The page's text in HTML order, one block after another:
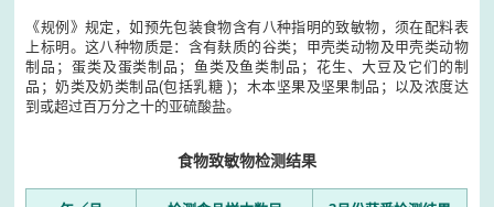
《规例》规定，如预先包装食物含有八种指明的致敏物，须在配料表
上标明。这八种物质是：含有麸质的谷类；甲壳类动物及甲壳类动物
制品；蛋类及蛋类制品；鱼类及鱼类制品；花生、大豆及它们的制
品；奶类及奶类制品(包括乳糖 )；木本坚果及坚果制品；以及浓度达
到或超过百万分之十的亚硫酸盐。
食物致敏物检测结果